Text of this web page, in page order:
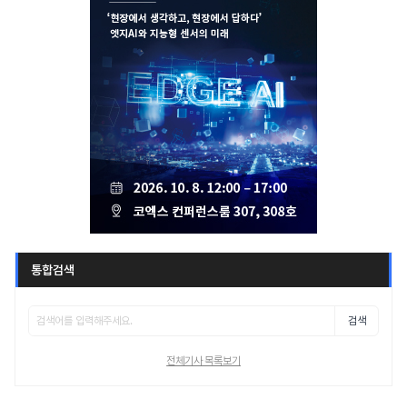
통합검색
검색
전체기사 목록보기